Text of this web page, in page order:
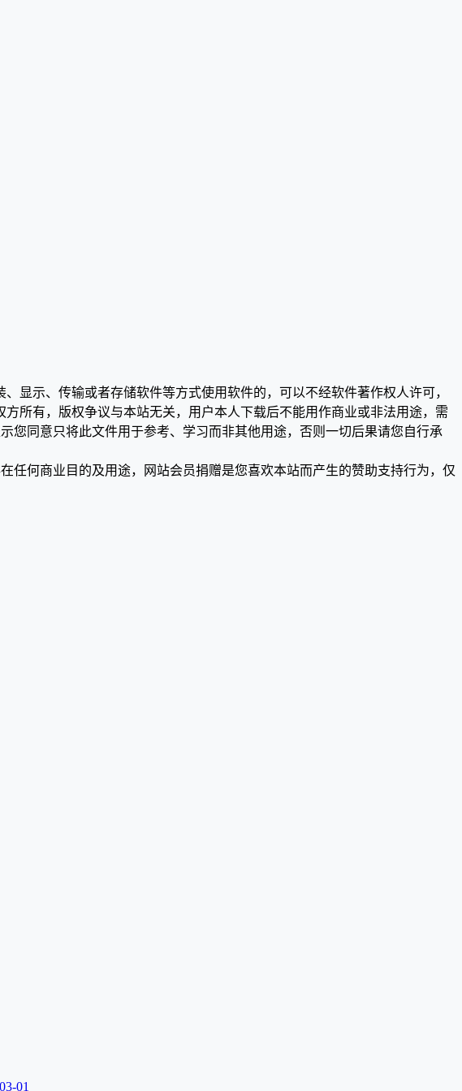
显示、传输或者存储软件等方式使用软件的，可以不经软件著作权人许可，
所有，版权争议与本站无关，用户本人下载后不能用作商业或非法用途，需
您同意只将此文件用于参考、学习而非其他用途，否则一切后果请您自行承
任何商业目的及用途，网站会员捐赠是您喜欢本站而产生的赞助支持行为，仅
01